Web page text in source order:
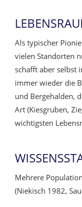
Als typischer
vielen Standorten
schafft aber selbst
immer wieder die
und Bergehalden,
Art (Kiesgruben,
wichtigsten
Mehrere
(Niekisch 1982,